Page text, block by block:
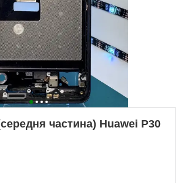
частина) Huawei P30